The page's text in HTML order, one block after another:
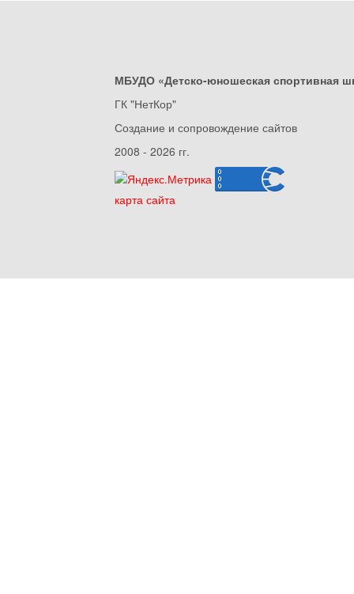
МБУДО «Детско-юношеская спортивная
ГК "НетКор"
Создание и сопровождение сайтов
2008 - 2026 гг.
карта сайта